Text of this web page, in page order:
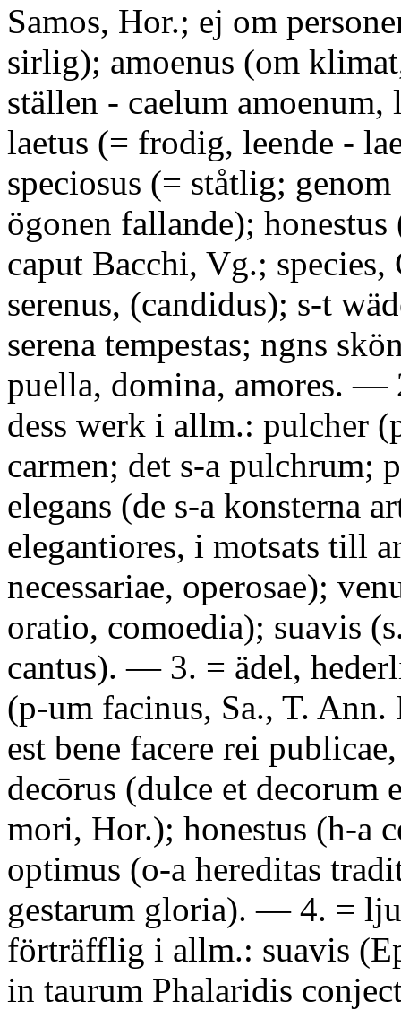
Samos, Hor.; ej om
sirlig); amoenus (om
ställen - caelum amoenum,
laetus (= frodig, leende -
speciosus (= ståtlig;
ögonen fallande);
caput Bacchi, Vg.; species,
serenus, (candidus); s-t
serena tempestas; ngns
puella, domina, amores. —
dess werk i allm.: pulcher
carmen; det s-a pulchrum;
elegans (de s-a konsterna
elegantiores, i motsats till
necessariae, operosae);
oratio, comoedia); suavis
cantus). — 3. = ädel,
(p-um facinus, Sa., T.
est bene facere rei
decōrus (dulce et decorum
mori, Hor.); honestus (h-a
optimus (o-a hereditas
gestarum gloria). — 4. =
förträfflig i allm.: suavis
in taurum Phalaridis